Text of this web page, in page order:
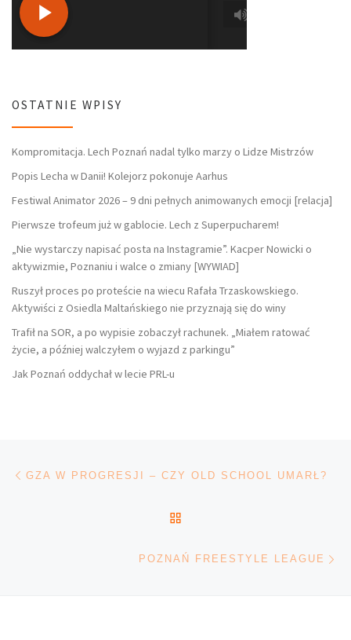
OSTATNIE WPISY
Kompromitacja. Lech Poznań nadal tylko marzy o Lidze Mistrzów
Popis Lecha w Danii! Kolejorz pokonuje Aarhus
Festiwal Animator 2026 – 9 dni pełnych animowanych emocji [relacja]
Pierwsze trofeum już w gablocie. Lech z Superpucharem!
„Nie wystarczy napisać posta na Instagramie”. Kacper Nowicki o
aktywizmie, Poznaniu i walce o zmiany [WYWIAD]
Ruszył proces po proteście na wiecu Rafała Trzaskowskiego.
Aktywiści z Osiedla Maltańskiego nie przyznają się do winy
Trafił na SOR, a po wypisie zobaczył rachunek. „Miałem ratować
życie, a później walczyłem o wyjazd z parkingu”
Jak Poznań oddychał w lecie PRL-u
Nawigacja wpisu
GZA W PROGRESJI – CZY OLD SCHOOL UMARŁ?
POZNAŃ FREESTYLE LEAGUE